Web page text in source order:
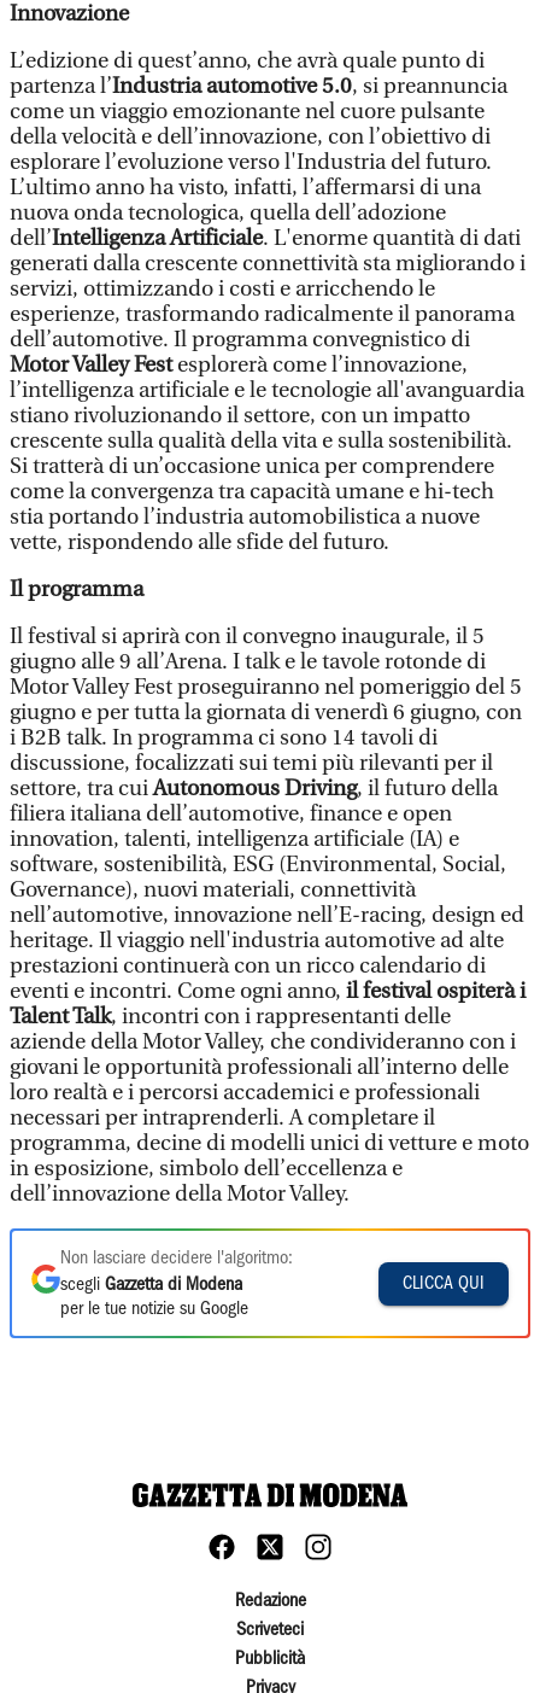
Innovazione
L’edizione di quest’anno, che avrà quale punto di
partenza l’Industria automotive 5.0, si preannuncia
come un viaggio emozionante nel cuore pulsante
della velocità e dell’innovazione, con l’obiettivo di
esplorare l’evoluzione verso l'Industria del futuro.
L’ultimo anno ha visto, infatti, l’affermarsi di una
nuova onda tecnologica, quella dell’adozione
dell’Intelligenza Artificiale. L'enorme quantità di dati
generati dalla crescente connettività sta migliorando i
servizi, ottimizzando i costi e arricchendo le
esperienze, trasformando radicalmente il panorama
dell’automotive. Il programma convegnistico di
Motor Valley Festesplorerà come l’innovazione,
l’intelligenza artificiale e le tecnologie all'avanguardia
stiano rivoluzionando il settore, con un impatto
crescente sulla qualità della vita e sulla sostenibilità.
Si tratterà di un’occasione unica per comprendere
come la convergenza tra capacità umane e hi-tech
stia portando l’industria automobilistica a nuove
vette, rispondendo alle sfide del futuro.
Il programma
Il festival si aprirà con il convegno inaugurale, il 5
giugno alle 9 all’Arena. I talk e le tavole rotonde di
Motor Valley Fest proseguiranno nel pomeriggio del 5
giugno e per tutta la giornata di venerdì 6 giugno, con
i B2B talk. In programma ci sono 14 tavoli di
discussione, focalizzati sui temi più rilevanti per il
settore, tra cuiAutonomous Driving, il futuro della
filiera italiana dell’automotive, finance e open
innovation, talenti, intelligenza artificiale (IA) e
software, sostenibilità, ESG (Environmental, Social,
Governance), nuovi materiali, connettività
nell’automotive, innovazione nell’E-racing, design ed
heritage. Il viaggio nell'industria automotive ad alte
prestazioni continuerà con un ricco calendario di
eventi e incontri. Come ogni anno, il festival ospiterà i
Talent Talk, incontri con i rappresentanti delle
aziende della Motor Valley, che condivideranno con i
giovani le opportunità professionali all’interno delle
loro realtà e i percorsi accademici e professionali
necessari per intraprenderli. A completare il
programma, decine di modelli unici di vetture e moto
in esposizione, simbolo dell’eccellenza e
dell’innovazione della Motor Valley.
Non lasciare decidere l'algoritmo:
scegli Gazzetta di Modena
per le tue notizie su Google
CLICCA QUI
Redazione
Scriveteci
Pubblicità
Privacy